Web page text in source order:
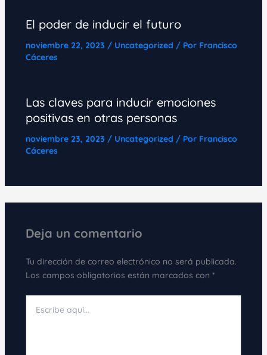
El poder de inducir el futuro
noviembre 22, 2023 / Uncategorized / Por Francisco
Cáceres
Las claves para inducir emociones
positivas en otras personas
noviembre 23, 2023 / Uncategorized / Por Francisco
Cáceres
Deja un comentario
Tu dirección de correo electrónico no será publicada.
Los campos obligatorios están marcados con *
aquí...